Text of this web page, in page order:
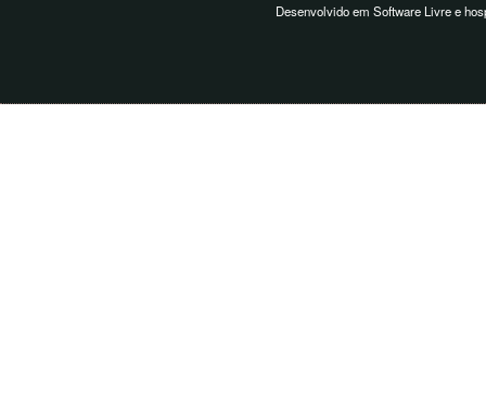
Desenvolvido em Software Livre e